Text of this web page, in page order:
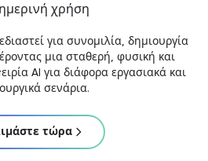
χρήση
για συνομιλία, δημιουργία
μια σταθερή, φυσική και
AI για διάφορα εργασιακά και
σενάρια.
τώρα